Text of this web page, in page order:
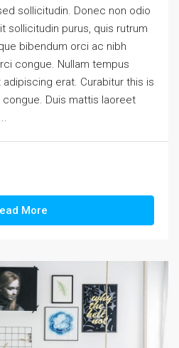
sollicitudin. Donec non odio
sollicitudin purus, quis rutrum
bibendum orci ac nibh
congue. Nullam tempus
erat. Curabitur this is
Duis mattis laoreet
More